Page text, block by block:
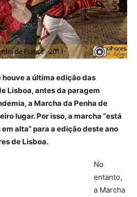
houve a última edição das
Lisboa, antes da paragem
a Marcha da Penha de
lugar. Por isso, a marcha “está
alta” para a edição deste ano
de Lisboa.
No
entanto,
a Marcha